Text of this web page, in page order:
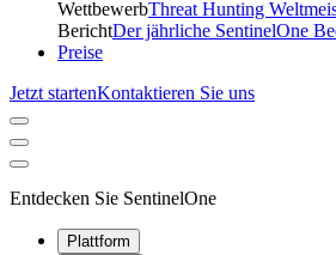
WettbewerbThreat Hunting
BerichtDer jährliche SentinelOne
Preise
Jetzt startenKontaktieren Sie uns
Entdecken Sie SentinelOne
Plattform